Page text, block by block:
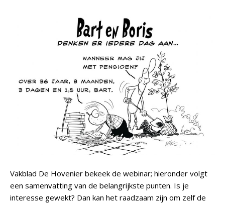
Vakblad De Hovenier bekeek de webinar; hieronder volgt
een samenvatting van de belangrijkste punten. Is je
interesse gewekt? Dan kan het raadzaam zijn om zelf de